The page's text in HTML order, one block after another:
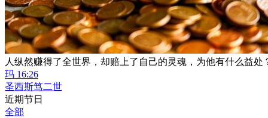
人纵然赚得了全世界，却赔上了自己的灵魂，为他有什么益处
玛 16:26
圣西斯笃二世
近期节日
全部